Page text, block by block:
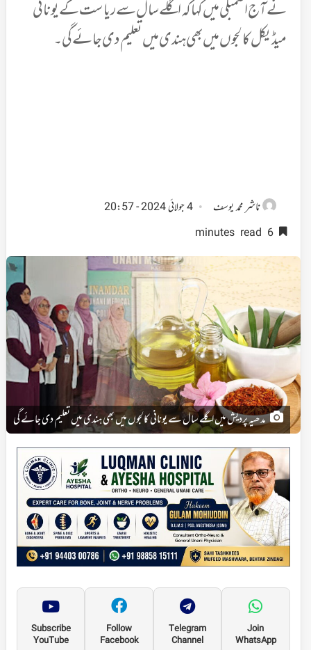
نے آج اسمبلی میں کہا کہ اگلے سال سے ریاست کے یونانی
میڈیکل کالجوں میں بھی ہندی میں تعلیم دی جائے گی۔
ناشرمحمد یوسف
4 جولائی 2024 - 20:57
6 minutes read
مدھیہ پردیش میں اگلے سال سے یونانی کالجوں میں بھی ہندی میں تعلیم دی جائے گی
Join
WhatsApp
Telegram
Channel
Follow
Facebook
Subscribe
YouTube